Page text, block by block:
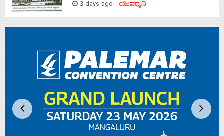
3 days ago ಯುವಧ್ವನಿ